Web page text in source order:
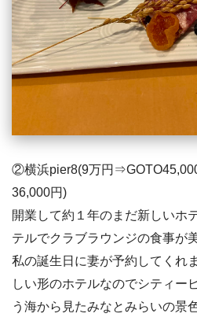
②横浜pier8(9万円
36,000円)
開業して約１年のまだ新しいホ
テルでクラブラウンジの食事が
私の誕生日に妻が予約してくれ
しい形のホテルなのでシティー
う海から見たみなとみらいの景